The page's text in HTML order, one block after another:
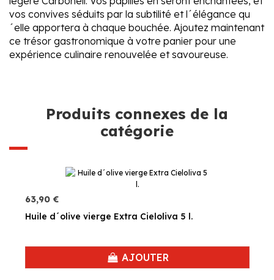
vos convives séduits par la subtilité et l´élégance qu
´elle apportera à chaque bouchée. Ajoutez maintenant
ce trésor gastronomique à votre panier pour une
expérience culinaire renouvelée et savoureuse.
Produits connexes de la
catégorie
63,90 €
Huile d´olive vierge Extra Cieloliva 5 l.
AJOUTER